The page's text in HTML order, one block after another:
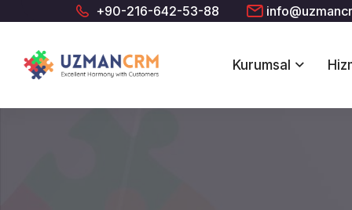
+90-216-642-53-88
Kurumsal